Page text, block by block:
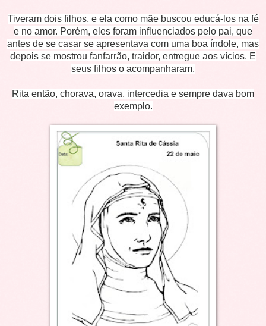
Tiveram dois filhos, e ela como mãe buscou educá-los na fé
e no amor. Porém, eles foram influenciados pelo pai, que
antes de se casar se apresentava com uma boa índole, mas
depois se mostrou fanfarrão, traidor, entregue aos vícios. E
seus filhos o acompanharam.
Rita então, chorava, orava, intercedia e sempre dava bom
exemplo.